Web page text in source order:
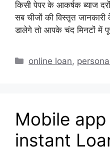
किसी पेपर के आकर्षक ब्याज
सब चीजों की विस्तृत
डालेगे तो आपके चंद मिनटों में
Categories
online loan,
Mobile
instant